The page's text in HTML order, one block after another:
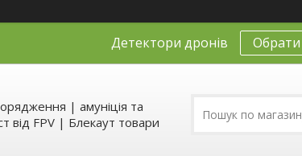
Детектори дронів Обрати
| амуніція та
від FPV | Блекаут товари